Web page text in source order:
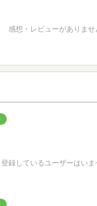
感想・レビューがありませ
登録しているユーザーはいま